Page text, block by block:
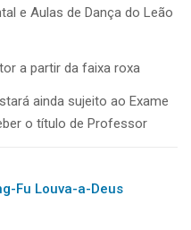
e Aulas de Dança do Leão
a partir da faixa roxa
ainda sujeito ao Exame
o título de Professor
Fu Louva-a-Deus